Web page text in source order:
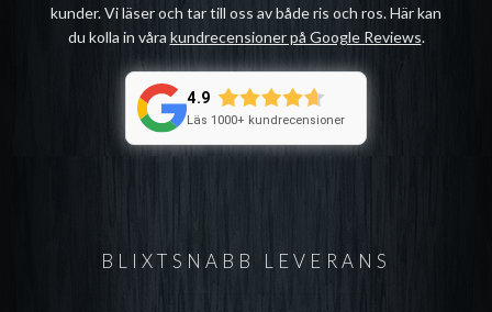
BLIXTSNABB LEVERANS
kunder. Vi läser och tar till oss av både ris och ros. Här kan
du kolla in våra kundrecensioner på Google Reviews.
4.9
Läs 1000+ kundrecensioner